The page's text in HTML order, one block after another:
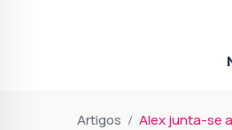
Artigos Alex junta-se